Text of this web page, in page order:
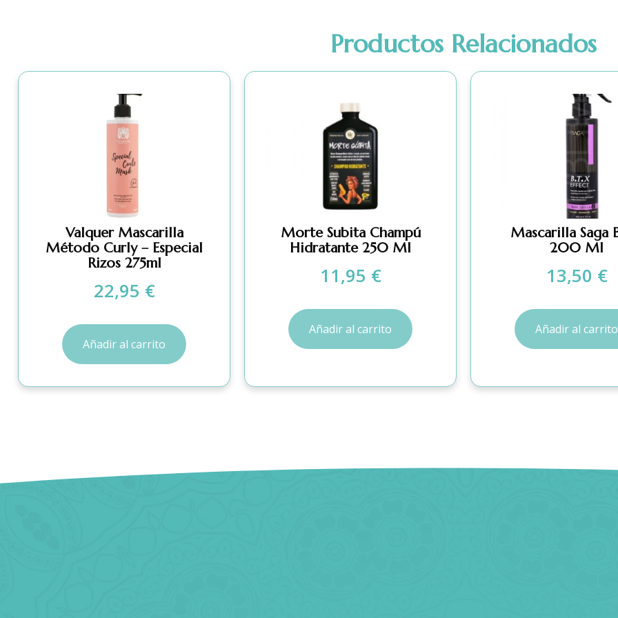
Productos Relacionados
Valquer Mascarilla
Método Curly – Especial
Rizos 275ml
22,95 €
Añadir al carrito
Morte Subita Champú
Hidratante 250 Ml
11,95 €
Añadir al carrito
Mascarilla Saga
200 Ml
13,50 €
Añadir al carrito